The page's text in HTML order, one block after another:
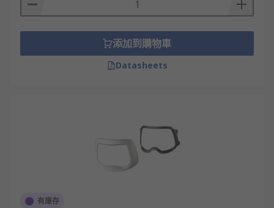
添加到購物車
Datasheets
有庫存